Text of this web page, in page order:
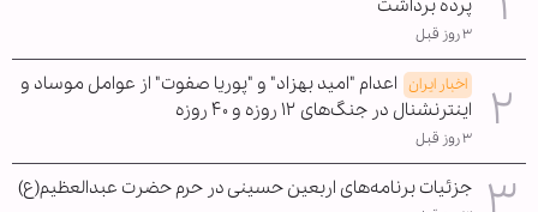
پرده برداشت
۳ روز قبل
اخبار ایران اعدام "امید بهزاد" و "پوریا صفوت" از عوامل موساد و
اینترنشنال در جنگ‌های ۱۲ روزه و ۴۰ روزه
۳ روز قبل
جزئیات برنامه‌های اربعین حسینی در حرم حضرت عبدالعظیم(ع)